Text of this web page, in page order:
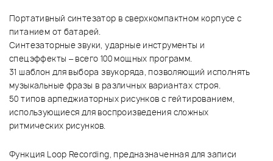
Портативный синтезатор в сверхкомпактном корпусе с
питанием от батарей.
Синтезаторные звуки, ударные инструменты и
спецэффекты – всего 100 мощных программ.
31 шаблон для выбора звукоряда, позволяющий исполнять
музыкальные фразы в различных вариантах строя.
50 типов арпеджиаторных рисунков с гейтированием,
использующиеся для воспроизведения сложных
ритмических рисунков.
Функция Loop Recording, предназначенная для записи